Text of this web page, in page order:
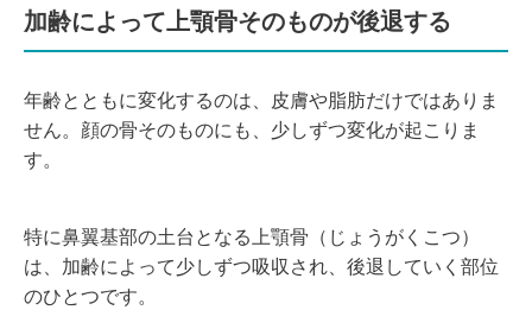
加齢によって上顎骨そのものが後退する
年齢とともに変化するのは、皮膚や脂肪だけではありま
せん。顔の骨そのものにも、少しずつ変化が起こりま
す。
特に鼻翼基部の土台となる上顎骨（じょうがくこつ）
は、加齢によって少しずつ吸収され、後退していく部位
のひとつです。